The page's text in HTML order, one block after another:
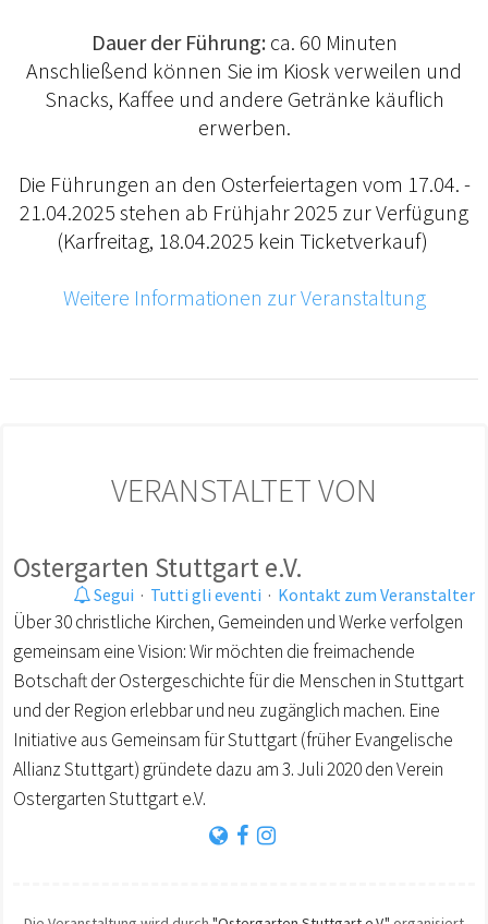
Dauer der Führung:ca. 60 Minuten
Anschließend können Sie im Kiosk verweilen und
Snacks, Kaffee und andere Getränke käuflich
erwerben.
Die Führungen an den Osterfeiertagen vom 17.04. -
21.04.2025 stehen ab Frühjahr 2025 zur Verfügung
(Karfreitag, 18.04.2025 kein Ticketverkauf)
Weitere Informationen zur Veranstaltung
VERANSTALTET VON
Ostergarten Stuttgart e.V.
Segui · Tutti gli eventi · Kontakt zum Veranstalter
Über 30 christliche Kirchen, Gemeinden und Werke verfolgen
gemeinsam eine Vision: Wir möchten die freimachende
Botschaft der Ostergeschichte für die Menschen in Stuttgart
und der Region erlebbar und neu zugänglich machen. Eine
Initiative aus Gemeinsam für Stuttgart (früher Evangelische
Allianz Stuttgart) gründete dazu am 3. Juli 2020 den Verein
Ostergarten Stuttgart e.V.